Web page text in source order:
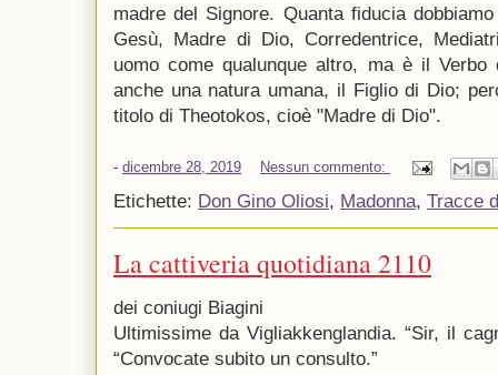
madre del Signore. Quanta fiducia
Gesù, Madre di Dio, Corredentrice,
uomo come qualunque altro, ma è il
anche una natura umana, il Figlio di Dio;
titolo di Theotokos, cioè "Madre di Dio".
- dicembre 28, 2019 Nessun commento:
Etichette: Don Gino Oliosi, Madonna, Tracce
La cattiveria quotidiana 2110
dei coniugi Biagini
Ultimissime da Vigliakkenglandia. “Sir, il
“Convocate subito un consulto.”